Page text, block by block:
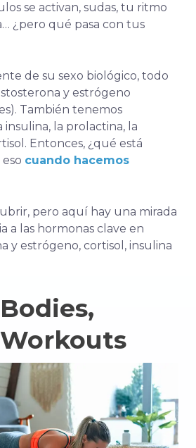
se activan, sudas, tu ritmo
¿pero qué pasa con tus
de su sexo biológico, todo
y estrógeno
También tenemos
insulina, la prolactina, la
Entonces, ¿qué está
cuando hacemos
pero aquí hay una mirada
a las hormonas clave en
y estrógeno, cortisol, insulina